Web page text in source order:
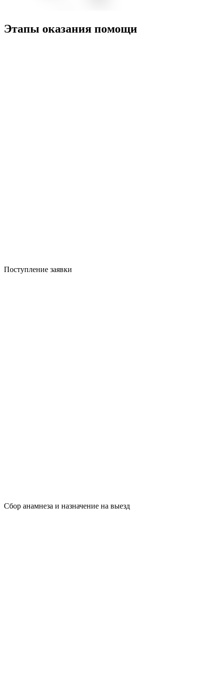
Этапы оказания помощи
Поступление заявки
Сбор анамнеза и назначение на выезд